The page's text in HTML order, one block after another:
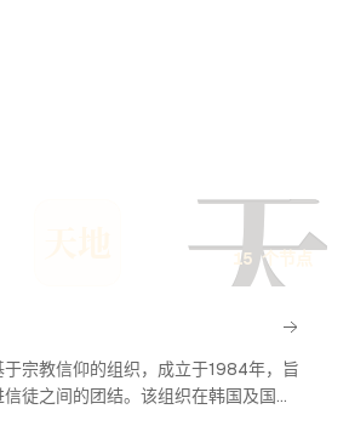
天
15 个节点
宗教信仰的组织，成立于1984年，旨
徒之间的团结。该组织在韩国及国际